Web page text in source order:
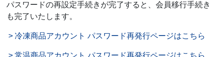
パスワードの再設定手続きが完了すると、会員移行手続き
も完了いたします。
> 冷凍商品アカウント パスワード再発行ページはこちら